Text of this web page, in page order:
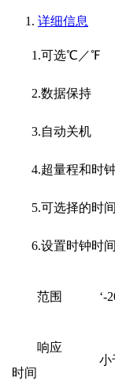
详细信息
1.可选℃／℉
2.数据保持
3.自动关机
4.超量程和时
5.可选择的时
6.设置时钟时间
范围 ‘-
响应
时间
小